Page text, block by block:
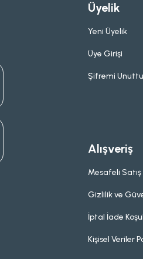
Üyelik
Yeni Üyelik
Üye Girişi
Şifremi
Alışveriş
Mesafeli
Gizlilik ve
İptal İade
Kişisel Veriler